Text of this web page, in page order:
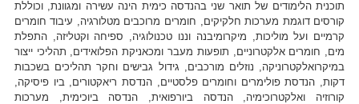
תוכנית הלימודים של תואר שני בהנדסה כימית הינה עשירה ומגוונת, וכוללת
קורסים דוגמת מערכות חלקיקים, חומרים מרוכבים מטלורגיה, עיבוד חומרים
קרמיים ועל מוליכות, מיקרומיבנה וננו טכנולוגיה, ספיחה וקטליזה, התפלת
מים, חומרים אלקטרוניים, תופעות מעבר ומכאניקת הפלואידים, תהליכי ייצור
במיקרואלקטרוניקה, נוזלים מורכבים, גידול גבישים וחקר תהליכים בשכבות
דקות, הנדסת פולימרים וחומרים פלסטיים, הנדסת ריאקטורים, ביו פיסיקה,
קורוזיה ואלקטרוכימיה, הנדסה ביורפואית, הנדסה ביוכימית, מערכות